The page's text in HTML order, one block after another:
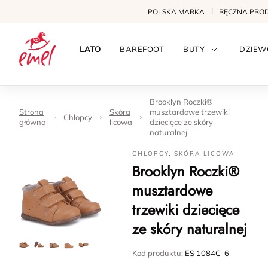
POLSKA MARKA RĘCZNA
LATO BAREFOOT BUTY
Strona
główna
Chłopcy
Skóra
licowa
Brooklyn Roczki®
musztardowe trzewiki
dziecięce ze skóry
naturalnej
CHŁOPCY,SKÓRA LICOWA
Brooklyn Roczki®
musztardowe
trzewiki dziecięce
ze skóry naturalnej
Kod produktu: ES 1084C-6